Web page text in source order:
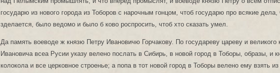
Да память воеводе ж князю Петру Ивановичю Горчакову. По государеву цареву и великого
Ивановича всеа Русии указу велено послать в Сибирь, в новой город в Тоборы, образы, и
колокола и все церковное строенье; а попа в тот новой город в Тоборы велено ему взять